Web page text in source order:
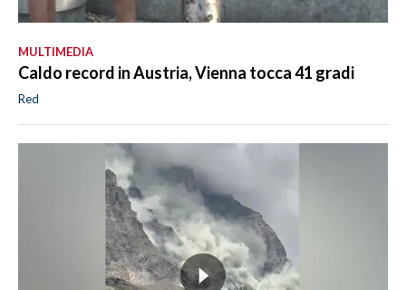
MULTIMEDIA
Caldo record in Austria, Vienna tocca 41 gradi
Red